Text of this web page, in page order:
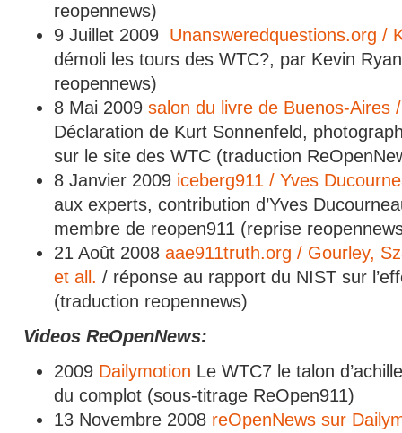
reopennews)
9 Juillet 2009 Unansweredquestions.org /
démoli les tours des WTC?, par Kevin
reopennews)
8 Mai 2009 salon du livre de Buenos-Aires
Déclaration de Kurt Sonnenfeld,
sur le site des WTC (traduction
8 Janvier 2009 iceberg911 / Yves
aux experts, contribution d’Yves
membre de reopen911 (reprise
21 Août 2008 aae911truth.org / Gourley,
et all. / réponse au rapport du NIST sur
(traduction reopennews)
Videos ReOpenNews:
2009 Dailymotion Le WTC7 le talon
du complot (sous-titrage ReOpen911)
13 Novembre 2008 reOpenNews sur